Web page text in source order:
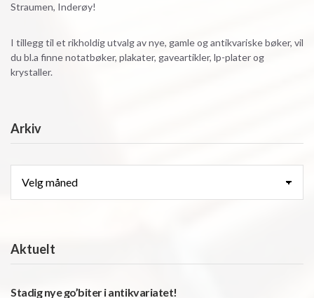
Straumen, Inderøy!
I tillegg til et rikholdig utvalg av nye, gamle og antikvariske bøker, vil
du bl.a finne notatbøker, plakater, gaveartikler, lp-plater og
krystaller.
Arkiv
Aktuelt
Stadig nye go’biter i antikvariatet!